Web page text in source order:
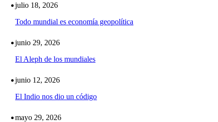
julio 18, 2026
Todo mundial es economía geopolítica
junio 29, 2026
El Aleph de los mundiales
junio 12, 2026
El Indio nos dio un código
mayo 29, 2026